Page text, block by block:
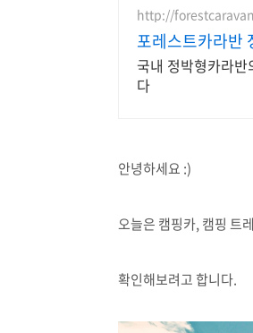
http://
포레스트카라반
국내 정박형카라
다
안녕하세요 :)
오늘은 캠핑카, 캠핑 트
확인해보려고 합니다.